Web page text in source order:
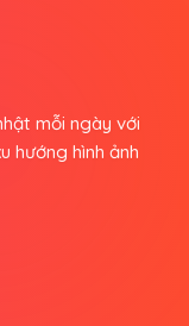
mỗi ngày với
hướng hình ảnh